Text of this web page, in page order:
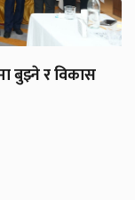
बुझ्ने र विकास